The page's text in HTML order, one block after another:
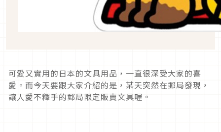
可愛又實用的日本的文具用品，一直很深受大家的喜
愛。而今天要跟大家介紹的是，某天突然在郵局發現，
讓人愛不釋手的郵局限定販賣文具喔。